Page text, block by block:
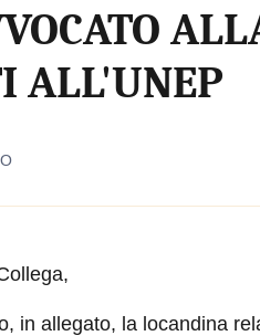
ALL'UNEP
in allegato, la locandina